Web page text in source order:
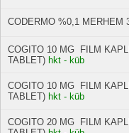
CODERMO %0,1 MERHEM
COGITO 10 MG FILM
TABLET) hkt - küb
COGITO 10 MG FILM
TABLET) hkt - küb
COGITO 20 MG FILM